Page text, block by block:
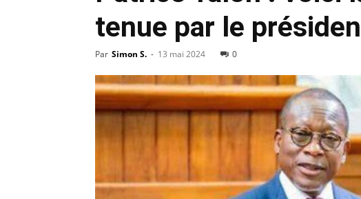
tenue par le
Par Simon S. - 13 mai 2024 0